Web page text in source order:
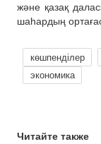
және қазақ
шаһардың
көшпенділер
экономика
Читайте также